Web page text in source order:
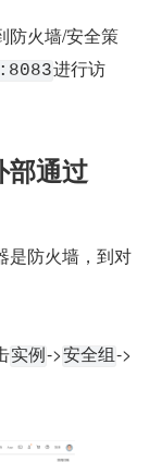
防火墙/安全策
进行访
部通过
是防火墙，到对
实例->安全组->